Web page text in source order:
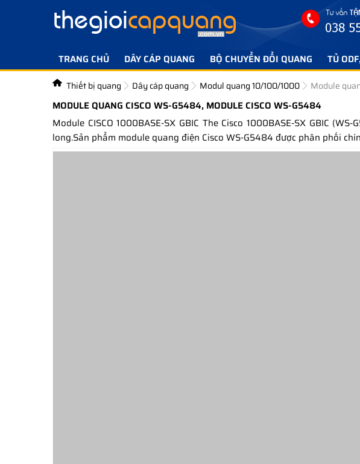
TRANG CHỦ DÂY CÁP QUANG BỘ CHUYỂN ĐỔI QUANG TỦ
Thiết bị quang Dây cáp quang Modul quang 10/100/1000 Module
MODULE QUANG CISCO WS-G5484, MODULE CISCO WS-G5484
Module CISCO 1000BASE-SX GBIC The Cisco 1000BASE-SX GBIC
long.Sản phẩm module quang điện Cisco WS-G5484 được phân phối